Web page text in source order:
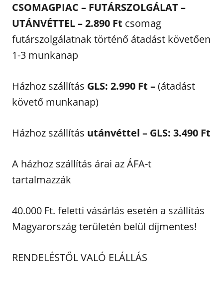
CSOMAGPIAC – FUTÁRSZOLGÁLAT –
UTÁNVÉTTEL – 2.890 Ft csomag
futárszolgálatnak történő átadást követően
1-3 munkanap
Házhoz szállítás GLS: 2.990 Ft –(átadást
követő munkanap)
Házhoz szállítás utánvéttel – GLS: 3.490 Ft
A házhoz szállítás árai az ÁFA-t
tartalmazzák
40.000 Ft. feletti vásárlás esetén a szállítás
Magyarország területén belül díjmentes!
RENDELÉSTŐL VALÓ ELÁLLÁS